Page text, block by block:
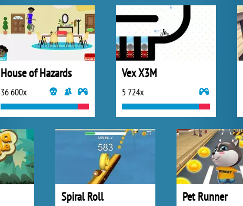
House of Hazards
36 600x
Vex X3M
5 724x
Spiral Roll Pet Runner